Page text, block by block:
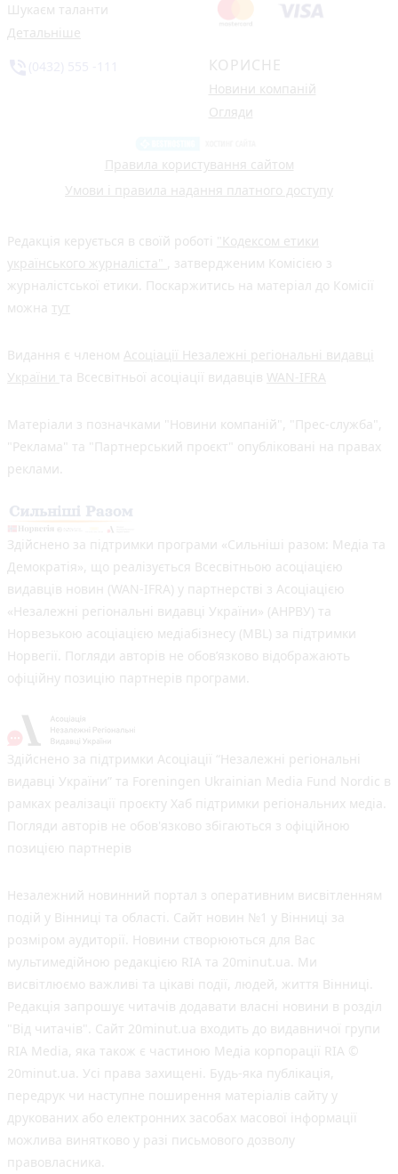
Шукаєм таланти
Детальніше
КОРИСНЕ
Новини компаній
Огляди
Правила користування сайтом
Умови і правила надання платного доступу
Редакція керується в своїй роботі "Кодексом етики
українського журналіста" , затвердженим Комісією з
журналістської етики. Поскаржитись на матеріал до Комісії
можна тут
Видання є членом Асоціації Незалежні регіональні видавці
України та Всесвітньої асоціації видавців WAN-IFRA
Матеріали з позначками "Новини компаній", "Прес-служба",
"Реклама" та "Партнерський проєкт" опубліковані на правах
реклами.
Здійснено за підтримки програми «Сильніші разом: Медіа та
Демократія», що реалізується Всесвітньою асоціацією
видавців новин (WAN-IFRA) у партнерстві з Асоціацією
«Незалежні регіональні видавці України» (АНРВУ) та
Норвезькою асоціацією медіабізнесу (MBL) за підтримки
Норвегії. Погляди авторів не обов’язково відображають
офіційну позицію партнерів програми.
Здійснено за підтримки Асоціації “Незалежні регіональні
видавці України” та Foreningen Ukrainian Media Fund Nordic в
рамках реалізації проєкту Хаб підтримки регіональних медіа.
Погляди авторів не обов'язково збігаються з офіційною
позицією партнерів
Незалежний новинний портал з оперативним висвітленням
подій у Вінниці та області. Сайт новин №1 у Вінниці за
розміром аудиторії. Новини створюються для Вас
мультимедійною редакцією RIA та 20minut.ua. Ми
висвітлюємо важливі та цікаві події, людей, життя Вінниці.
Редакція запрошує читачів додавати власні новини в розділ
"Від читачів". Сайт 20minut.ua входить до видавничої групи
RIA Media, яка також є частиною Медіа корпорації RIA ©
20minut.ua. Усі права захищені. Будь-яка публiкацiя,
передрук чи наступне поширення матеріалів сайту у
друкованих або електронних засобах масової інформації
можлива винятково у разі письмового дозволу
правовласника.